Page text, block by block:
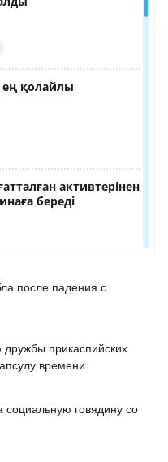
после падения с
прикаспийских
времени
социальную говядину со